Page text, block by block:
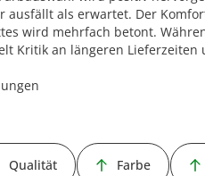
ausfällt als erwartet. Der
wird mehrfach betont.
Kritik an längeren Lieferzeiten
Qualität Farbe